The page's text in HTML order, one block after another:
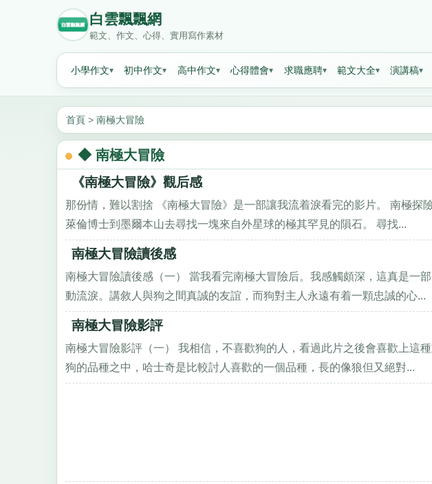
白雲飄飄網
範文、作文、心得、實用寫作素材
小學作文 初中作文 高中作文 心得體會 求職應聘 範文大全 演講稿
首頁> 南極大冒險
◆ 南極大冒險
《南極大冒險》觀后感
那份情，難以割捨 《南極大冒險》是一部讓我流着淚看完的影片。 南極探
萊倫博士到墨爾本山去尋找一塊來自外星球的極其罕見的隕石。 尋找...
南極大冒險讀後感
南極大冒險讀後感（一） 當我看完南極大冒險后。我感觸頗深，這真是一
動流淚。講敘人與狗之間真誠的友誼，而狗對主人永遠有着一顆忠誠的心...
南極大冒險影評
南極大冒險影評（一） 我相信，不喜歡狗的人，看過此片之後會喜歡上這
狗的品種之中，哈士奇是比較討人喜歡的一個品種，長的像狼但又絕對...